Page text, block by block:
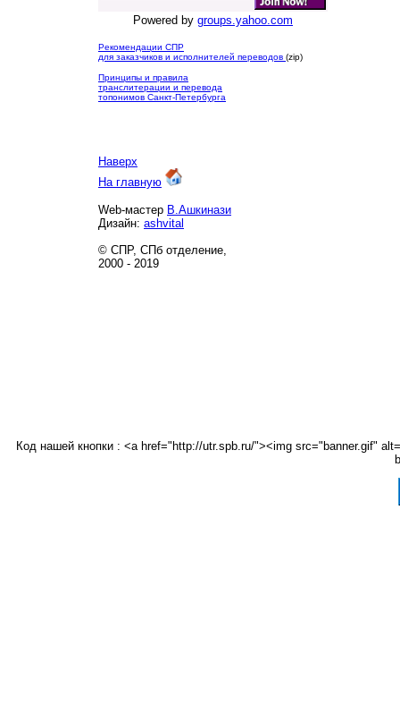
Powered by groups.yahoo.com
Рекомендации СПР
для заказчиков и исполнителей переводов (zip)
Принципы и правила
транслитерации и перевода
топонимов Санкт-Петербурга
Наверх
На главную
Web-мастер В.Ашкинази
Дизайн: ashvital
© СПР, СПб отделение,
2000 - 2019
Код нашей кнопки : <a href="http://utr.spb.ru/"><img src="banner.gif"